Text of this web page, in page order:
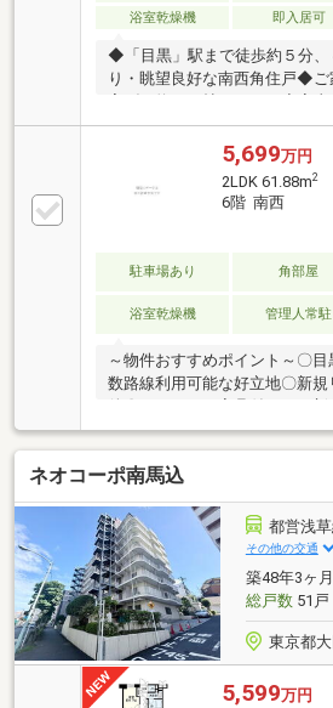
浴室乾燥機
即入居可
◆「目黒」駅まで徒歩約５分
り・眺望良好な南西角住戸◆ご
付きのシステムキッチン◆洋室
収納など収納豊富◆新規フル
式会社リビングライフ】創業
多数のリビングライフがご紹介
ライフプランを無料作成。お
5,699万円
2LDK 61.88m2
6階 南西
駐車場あり 角部屋
浴室乾燥機 管理人常駐
～物件おすすめポイント～〇
数路線利用可能な好立地〇新規
〇南西角部屋！陽当たり・通
燥機付き！設備充実〇長期修
赤色の見学予約ボタンから最短
お問合せください！
ネオコーポ南馬込
都営浅
その他の交通
築48年3ヶ
総戸数51戸
東京都
5,599万円